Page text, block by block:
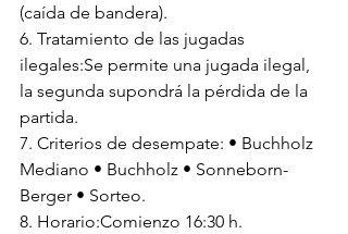
(caída de bandera).
6. Tratamiento de las jugadas
ilegales:Se permite una jugada ilegal,
la segunda supondrá la pérdida de la
partida.
7. Criterios de desempate: • Buchholz
Mediano • Buchholz • Sonneborn-
Berger • Sorteo.
8. Horario:Comienzo 16:30 h.